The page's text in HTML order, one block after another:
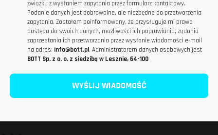
muzycznych, eventów sportowych czy kampanii promocyjnych wiemy, jak ważna jest
niezawodność. Szybka produkcja, elastyczne podejście do projektu graficznego, możliwość
niewielkich nakładów i wsparcie na każdym etapie realizacji to elementy, które sprawiają, że
nasi klienci wracają – bo wiedzą, że opaska.eu to partner, na którym można polegać.
związku z wysłaniem zapytania przez formularz kontaktowy.
Podanie danych jest dobrowolne, ale niezbędne do przetworzenia
zapytania. Zostałem poinformowany, że przysługuje mi prawo
dostępu do swoich danych, możliwości ich poprawiania, żądania
zaprzestania ich przetwarzania przez wysłanie wiadomości e-mail
na adres: info@bott.pl . Administratorem danych osobowych jest
BOTT Sp. z o. o. z siedzibą w Lesznie, 64-100